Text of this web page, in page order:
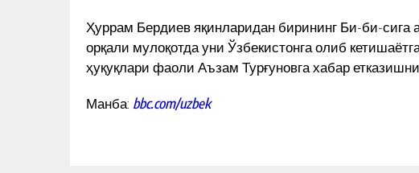
Ҳуррам Бердиев яқинларидан бирининг Би-би-сига
орқали мулоқотда уни Ўзбекистонга олиб
ҳуқуқлари фаоли Аъзам Турғуновга хабар етказишни
Манба: bbc.com/uzbek